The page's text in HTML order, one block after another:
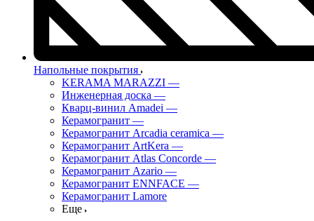
Напольные покрытия
KERAMA MARAZZI —
Инженерная доска —
Кварц-винил Amadei —
Керамогранит —
Керамогранит Arcadia ceramica —
Керамогранит ArtKera —
Керамогранит Atlas Concorde —
Керамогранит Azario —
Керамогранит ENNFACE —
Керамогранит Lamore
Еще